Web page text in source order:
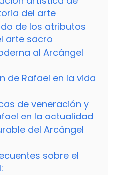
del arte
de los atributos
arte sacro
al Arcángel
de Rafael en la vida
de veneración y
en la actualidad
del Arcángel
sobre el